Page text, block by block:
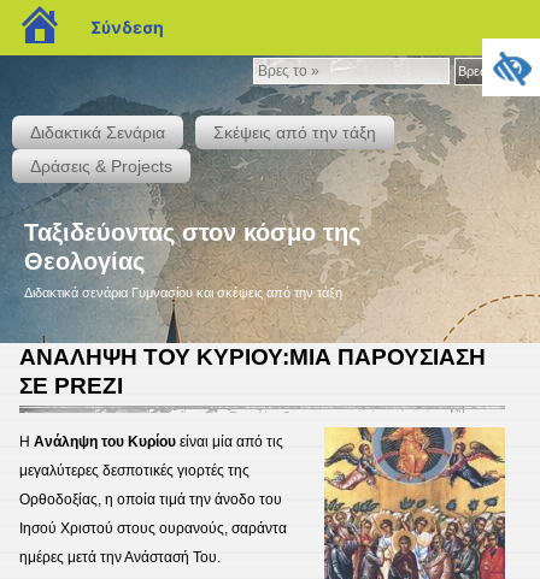
Βρες
το
»
Βρες το »
Διδακτικά Σενάρια
Σκέψεις από την τάξη
Δράσεις & Projects
Ταξιδεύοντας στον κόσμο της
Θεολογίας
Διδακτικά σενάρια Γυμνασίου και σκέψεις από την τάξη
ΑΝΑΛΗΨΗ ΤΟΥ ΚΥΡΙΟΥ:ΜΙΑ ΠΑΡΟΥΣΙΑΣΗ
ΣΕ PREZI
Η Ανάληψη του Κυρίου είναι μία από τις
μεγαλύτερες δεσποτικές γιορτές της
Ορθοδοξίας, η οποία τιμά την άνοδο του
Ιησού Χριστού στους ουρανούς, σαράντα
ημέρες μετά την Ανάστασή Του.
blogs.sch.gr
Σύνδεση